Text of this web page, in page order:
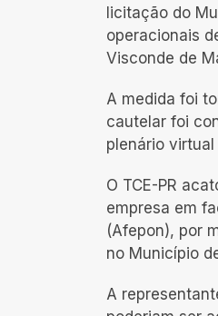
licitação do
operacionais
Visconde de
A medida foi
cautelar foi
plenário virtual
O TCE-PR
empresa em
(Afepon), por
no Município
A